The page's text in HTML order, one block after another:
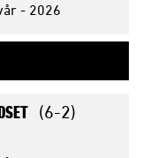
- 2026
(6-2)